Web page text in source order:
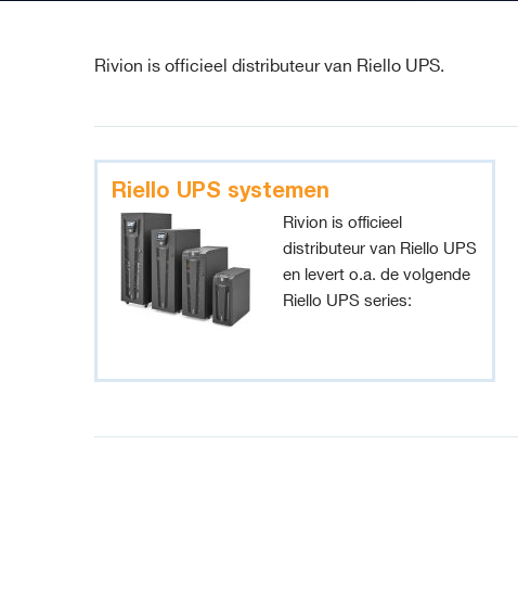
Rivion is officieel distributeur van Riello UPS.
Riello UPS systemen
Rivion is officieel
distributeur van Riello UPS
en levert o.a. de volgende
Riello UPS series: